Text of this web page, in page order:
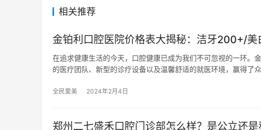
相关推荐
金铂利口腔医院价格表大揭秘：洁牙200+/
在追求健康生活的今天，口腔健康已成为我们不可忽视的一环。
的医疗团队、新型的诊疗设备以及温馨舒适的就医环境，赢得了
全民爱美 2024年2月4日
郑州二七盛禾口腔门诊部怎么样？是公立还是